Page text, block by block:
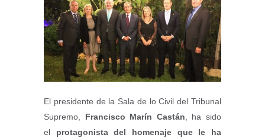
El presidente de la Sala de lo Civil del Tribunal
Supremo, Francisco Marín Castán, ha sido
el protagonista del homenaje que le ha